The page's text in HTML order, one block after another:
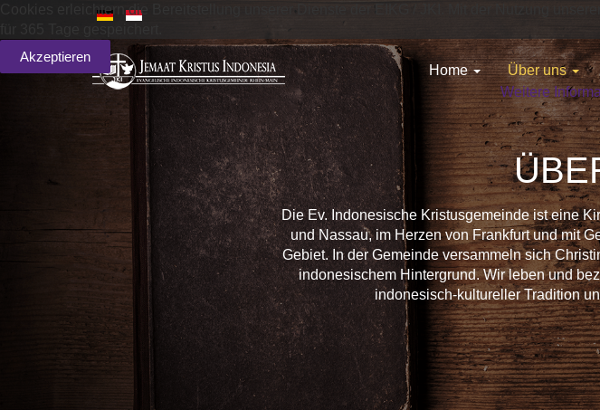
Home Über uns
Die Ev. Indonesische Kristusgemeinde ist eine
und Nassau, im Herzen von Frankfurt und mit
Gebiet. In der Gemeinde versammeln sich
indonesischem Hintergrund. Wir leben und
indonesisch-kultureller Tradition
Cookies erleichtern die Bereitstellung unserer Dienste der EIKG / JKI. Mit der Nutzung
Akzeptieren
Weitere